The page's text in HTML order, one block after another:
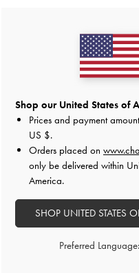
よかった
快適さ
とて
Shop our United States of
Prices and payment
US $.
Orders placed on
only be delivered within
America.
SHOP UNITED STATES
Preferred Language: